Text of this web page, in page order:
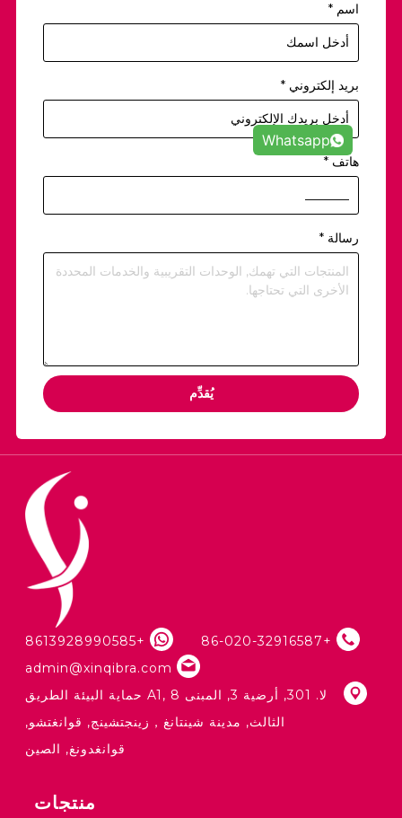
بريد إلكتروني *
*
+86-020-32916587
+8613928990585
admin@xinqibra.com
لا. 301, أرضية 3, المبنى A1, 8 حماية البيئة الطريق
الثالث, مدينة شينتانغ，زينجتشينج, قوانغتشو,
قوانغدونغ, الصين
منتجات
Whatsapp